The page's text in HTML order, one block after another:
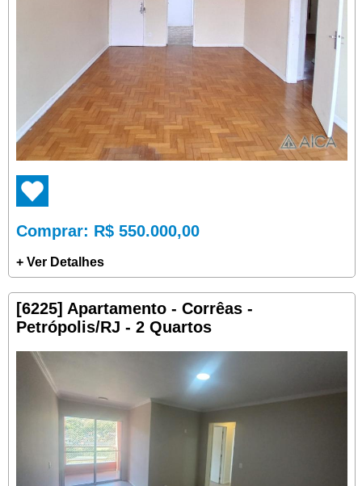
Comprar: R$ 550.000,00
+ Ver Detalhes
[6225] Apartamento - Corrêas -
Petrópolis/RJ - 2 Quartos